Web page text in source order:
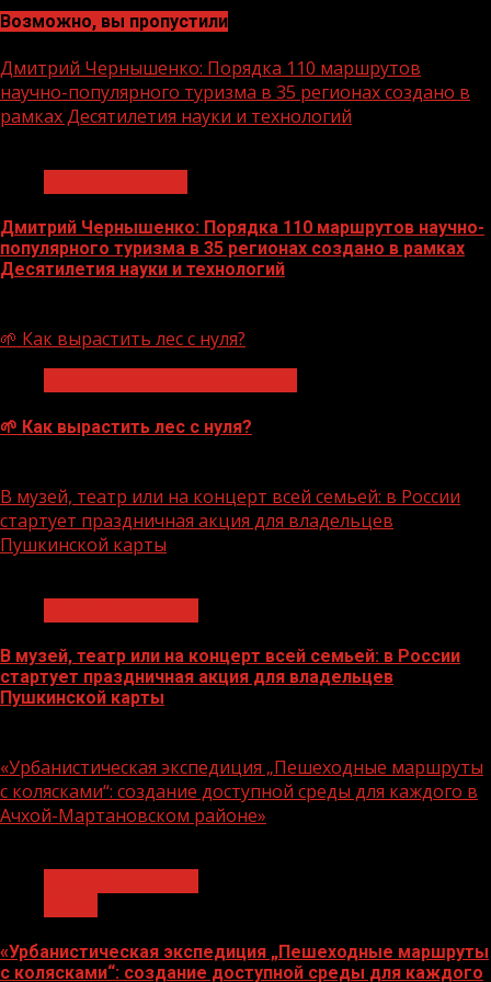
Возможно, вы пропустили
Дмитрий Чернышенко: Порядка 110 маршрутов
научно-популярного туризма в 35 регионах создано в
рамках Десятилетия науки и технологий
Дмитрий Чернышенко: Порядка 110 маршрутов научно-
популярного туризма в 35 регионах создано в рамках
Десятилетия науки и технологий
🌱 Как вырастить лес с нуля?
🌱 Как вырастить лес с нуля?
В музей, театр или на концерт всей семьей: в России
стартует праздничная акция для владельцев
Пушкинской карты
В музей, театр или на концерт всей семьей: в России
стартует праздничная акция для владельцев
Пушкинской карты
«Урбанистическая экспедиция „Пешеходные маршруты
с колясками“: создание доступной среды для каждого в
Ачхой-Мартановском районе»
«Урбанистическая экспедиция „Пешеходные маршруты
с колясками“: создание доступной среды для каждого